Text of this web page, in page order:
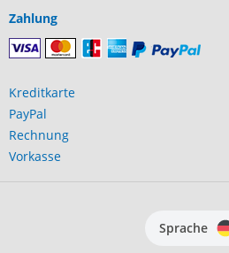
Zahlung
Kreditkarte
PayPal
Rechnung
Vorkasse
Sprache